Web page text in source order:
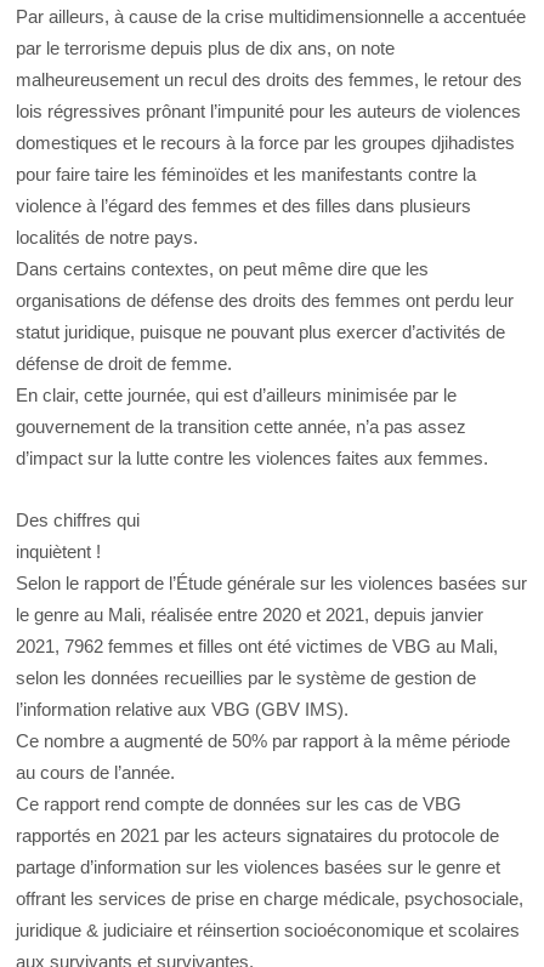
Par ailleurs, à cause de la crise multidimensionnelle a accentuée
par le terrorisme depuis plus de dix ans, on note
malheureusement un recul des droits des femmes, le retour des
lois régressives prônant l’impunité pour les auteurs de violences
domestiques et le recours à la force par les groupes djihadistes
pour faire taire les féminoïdes et les manifestants contre la
violence à l’égard des femmes et des filles dans plusieurs
localités de notre pays.
Dans certains contextes, on peut même dire que les
organisations de défense des droits des femmes ont perdu leur
statut juridique, puisque ne pouvant plus exercer d’activités de
défense de droit de femme.
En clair, cette journée, qui est d’ailleurs minimisée par le
gouvernement de la transition cette année, n’a pas assez
d’impact sur la lutte contre les violences faites aux femmes.
Des chiffres qui
inquiètent !
Selon le rapport de l’Étude générale sur les violences basées sur
le genre au Mali, réalisée entre 2020 et 2021, depuis janvier
2021, 7962 femmes et filles ont été victimes de VBG au Mali,
selon les données recueillies par le système de gestion de
l’information relative aux VBG (GBV IMS).
Ce nombre a augmenté de 50% par rapport à la même période
au cours de l’année.
Ce rapport rend compte de données sur les cas de VBG
rapportés en 2021 par les acteurs signataires du protocole de
partage d’information sur les violences basées sur le genre et
offrant les services de prise en charge médicale, psychosociale,
juridique & judiciaire et réinsertion socioéconomique et scolaires
aux survivants et survivantes.